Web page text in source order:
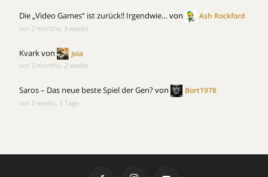
Die „Video Games“ ist zurück!! Irgendwie…von Ash Rockford
vor 2 months, 3 weeks
Kvarkvon joia
vor 3 months, 2 weeks
Saros – Das neue beste Spiel der Gen?von Bort1978
vor 2 weeks, 3 Tage